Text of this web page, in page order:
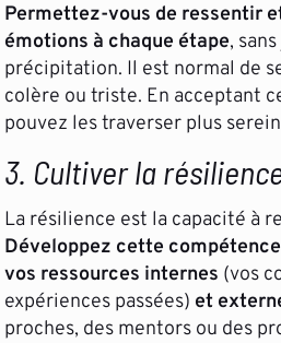
Permettez-vous de ressentir
émotions à chaque étape,
précipitation. Il est normal de
colère ou triste. En acceptant
pouvez les traverser plus
3. Cultiver la
La résilience est la capacité à
Développez cette
vos ressources internes (vos
expériences passées) et
proches, des mentors ou des